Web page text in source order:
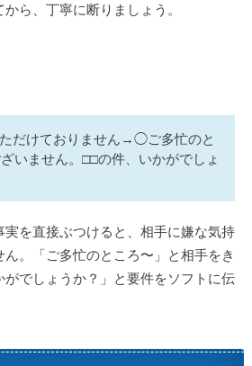
ら、丁寧に断りましょう。
だけておりません→◯ご多忙のと
いません。□□の件、いかがでしょ
実を直接ぶつけると、相手に嫌な気持
。「ご多忙のところ〜」と相手をき
でしょうか？」と要件をソフトに伝